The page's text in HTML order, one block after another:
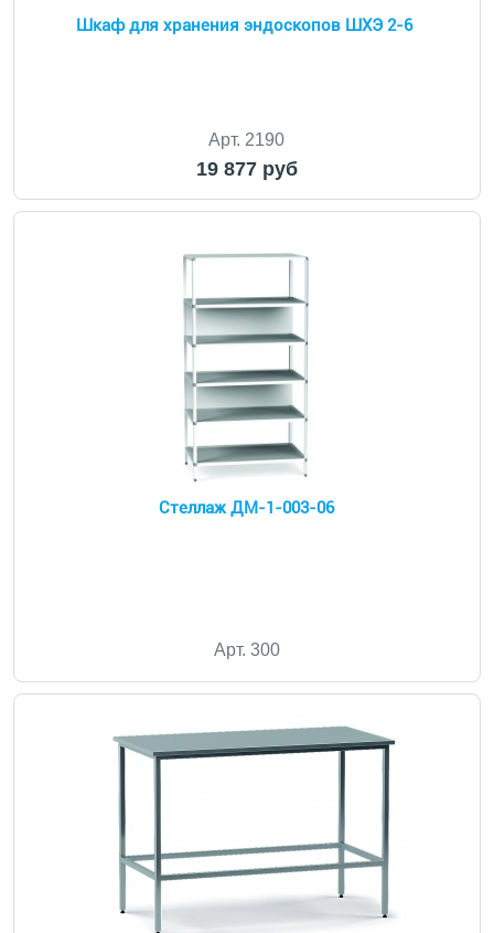
Шкаф для хранения эндоскопов ШХЭ 2-6
Арт. 2190
19 877 руб
Стеллаж ДМ-1-003-06
Арт. 300